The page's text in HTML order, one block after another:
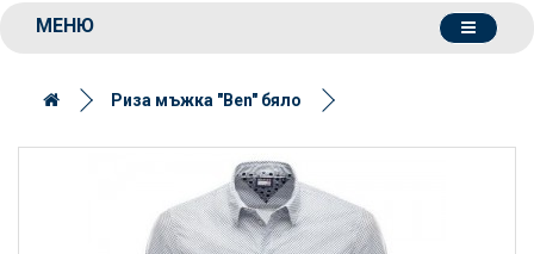
МЕНЮ
Риза мъжка "Ben" бяло